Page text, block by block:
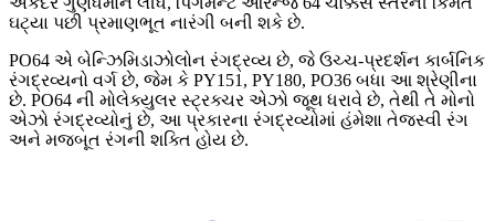
ઘટ્યા પછી પ્રમાણભૂત નારંગી બની શકે છે.
PO64 એ બેન્ઝિમિડાઝોલોન રંગદ્રવ્ય છે, જે ઉચ્ચ-પ્રદર્શન કાર્બનિક
રંગદ્રવ્યનો વર્ગ છે, જેમ કે PY151, PY180, PO36 બધા આ શ્રેણીના
છે. PO64 ની મોલેક્યુલર સ્ટ્રક્ચર એઝો જૂથ ધરાવે છે, તેથી તે મોનો
એઝો રંગદ્રવ્યોનું છે, આ પ્રકારના રંગદ્રવ્યોમાં હંમેશા તેજસ્વી રંગ
અને મજબૂત રંગની શક્તિ હોય છે.